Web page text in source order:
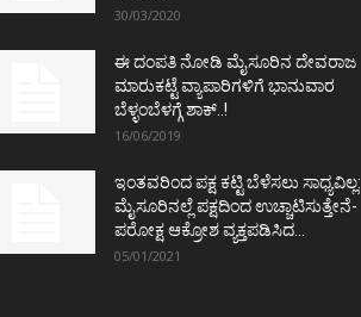
30/03/2020
ಈ ದಂಪತಿ ನೋಡಿ ಮೈಸೂರಿನ ದೇವರಾಜ
ಮಾರುಕಟ್ಟೆ ವ್ಯಾಪಾರಿಗಳಿಗೆ ಭಾನುವಾರ
ಬೆಳ್ಳಂಬೆಳಗ್ಗೆ ಶಾಕ್..!
16/06/2019
ಇಂತವರಿಂದ ಪಕ್ಷ ಕಟ್ಟಿ ಬೆಳೆಸಲು ಸಾಧ್ಯವಿಲ್ಲ:
ಮೈಸೂರಿನಲ್ಲೆ ಪಕ್ಷದಿಂದ ಉಚ್ಚಾಟಿಸುತ್ತೇನೆ-
ಪರೋಕ್ಷ ಆಕ್ರೋಶ ವ್ಯಕ್ತಪಡಿಸಿದ...
05/01/2021